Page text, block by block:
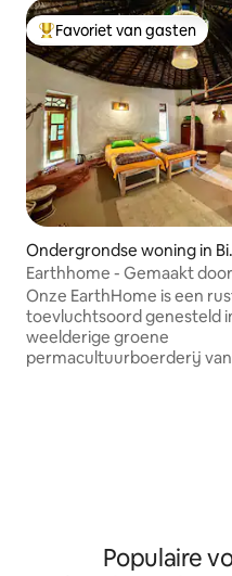
Topfavoriet van gasten
Favoriet van gasten
Ondergrondse woning in
hum
Earthhome - Gemaakt
Onze EarthHome is een
toevluchtsoord genesteld
weelderige groene
permacultuurboerderij
buitentoilet/badkamerblok,
en modder-/bamboe
Populaire